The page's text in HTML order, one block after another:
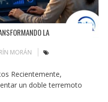
LA
MORÁN
Recientemente,
un doble terremoto